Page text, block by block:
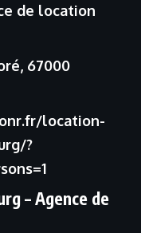
de location
67000
location-
?
– Agence de